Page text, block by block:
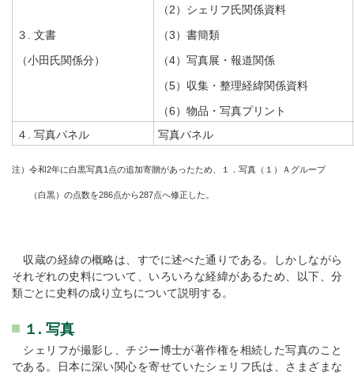
３. 文書
（小田氏関係分）
（2）シェリフ氏関係資料
（3）書簡類
（4）写真展・報道関係
（5）収集・整理経緯関係資料
（6）物品・写真プリント
４. 写真パネル
写真パネル
注）令和2年に白黒写真1点の追加寄贈があったため、１．写真（１）Ａグループ
（白黒）の点数を286点から287点へ修正した。
収蔵の経緯の概略は、すでに述べた通りである。しかしながら
それぞれの史料について、いろいろな経緯があるため、以下、分
類ごとに史料の成り立ちについて説明する。
１. 写真
シェリフが撮影し、チジー博士が著作権を相続した写真のこと
である。日本に深い関心を寄せていたシェリフ氏は、さまざまな